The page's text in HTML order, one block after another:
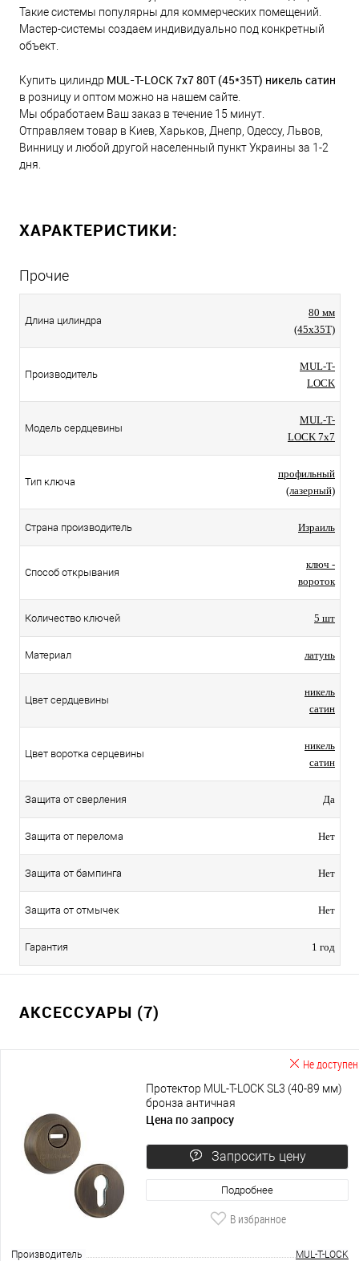
Такие системы популярны для коммерческих помещений.
Мастер-системы создаем индивидуально под конкретный
объект.
Купить цилиндр MUL-T-LOCK 7x7 80Т (45*35T) никель сатин
в розницу и оптом можно на нашем сайте.
Мы обработаем Ваш заказ в течение 15 минут.
Отправляем товар в Киев, Харьков, Днепр, Одессу, Львов,
Винницу и любой другой населенный пункт Украины за 1-2
дня.
ХАРАКТЕРИСТИКИ:
Прочие
Длина цилиндра
80 мм
(45x35T)
Производитель
MUL-T-
LOCK
Модель сердцевины
MUL-T-
LOCK 7x7
Тип ключа
профильный
(лазерный)
Страна производитель Израиль
Способ открывания
ключ -
вороток
Количество ключей 5 шт
Материал латунь
Цвет сердцевины
никель
сатин
Цвет воротка серцевины
никель
сатин
Защита от сверления Да
Защита от перелома Нет
Защита от бампинга Нет
Защита от отмычек Нет
Гарантия 1 год
АКСЕССУАРЫ (7)
Не доступен
Протектор MUL-T-LOCK SL3 (40-89 мм)
бронза античная
Цена по запросу
Запросить цену
Подробнее
В избранное
Производитель
MUL-T-LOCK